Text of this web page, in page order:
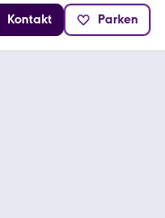
Kontakt Parken